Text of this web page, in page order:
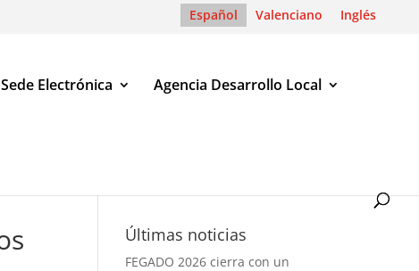
Español Valenciano Inglés
Sede Electrónica Agencia Desarrollo Local
Últimas noticias
FEGADO 2026 cierra con un